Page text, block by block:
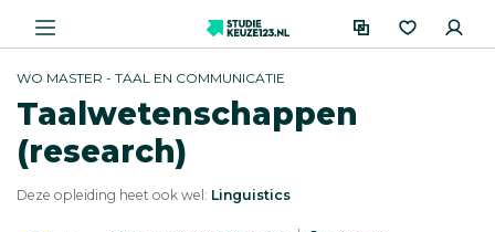
WO MASTER - TAAL EN COMMUNICATIE
Taalwetenschappen
(research)
Deze opleiding heet ook wel: Linguistics